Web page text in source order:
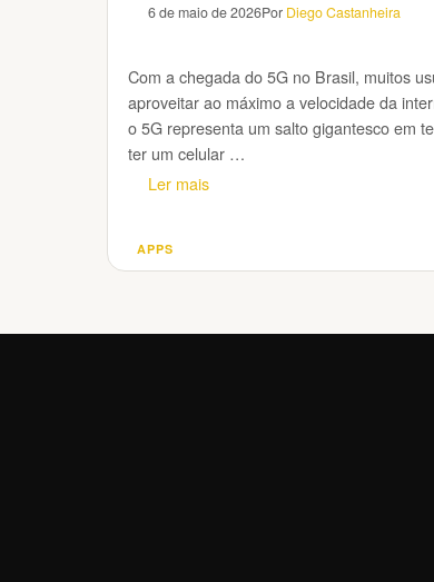
6 de maio de 2026Por Diego Castanheira
Com a chegada do 5G no Brasil, muitos
aproveitar ao máximo a velocidade da
o 5G representa um salto gigantesco em
ter um celular …
Ler mais
Categorias
APPS